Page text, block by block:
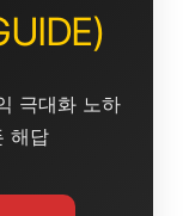
극대화 노하
해답